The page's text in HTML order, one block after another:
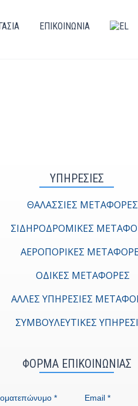
ΕΠΙΚΟΙΝΩΝΙΑ
ΥΠΗΡΕΣΙΕΣ
ΘΑΛΑΣΣΙΕΣ ΜΕΤΑΦΟΡΕΣ
ΣΙΔΗΡΟΔΡΟΜΙΚΕΣ
ΑΕΡΟΠΟΡΙΚΕΣ
ΟΔΙΚΕΣ ΜΕΤΑΦΟΡΕΣ
ΑΛΛΕΣ ΥΠΗΡΕΣΙΕΣ
ΣΥΜΒΟΥΛΕΥΤΙΚΕΣ
ΦΟΡΜΑ ΕΠΙΚΟΙΝΩΝΙΑΣ